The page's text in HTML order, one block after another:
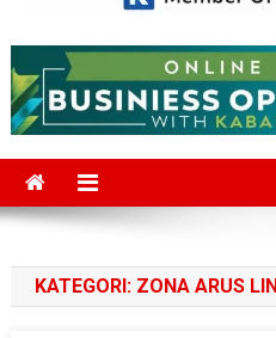
KATEGORI: ZONA ARUS